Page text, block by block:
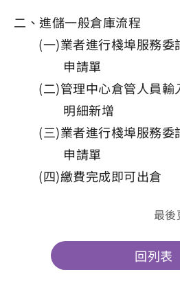
二、進儲一般倉庫流程
(一)業者進行棧埠服務委
申請單
(二)管理中心倉管人員輸
明細新增
(三)業者進行棧埠服務委
申請單
(四)繳費完成即可出倉
最
回列表